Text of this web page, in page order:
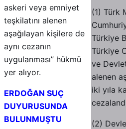
(1) Türk
Türkiye
Türkiye
ve
alenen
iki yıla
(2)
askeri veya emniyet
teşkilatını alenen
aşağılayan kişilere de
aynı cezanın
uygulanması” hükmü
yer alıyor.
ERDOĞAN SUÇ
DUYURUSUNDA
BULUNMUŞTU